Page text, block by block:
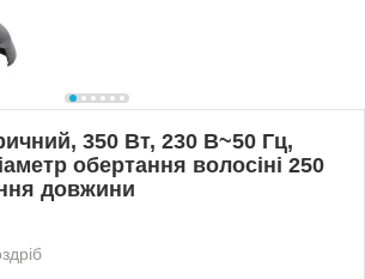
350 Вт, 230 В~50 Гц,
обертання волосіні 250
довжини